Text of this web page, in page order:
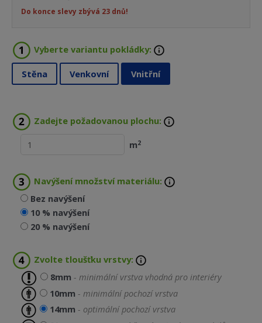
Do konce slevy zbývá 23 dnů!
Vyberte variantu pokládky:
Stěna Venkovní Vnitřní
Zadejte požadovanou plochu:
m2
Navýšení množství materiálu:
Bez navýšení
10 % navýšení
20 % navýšení
Zvolte tloušťku vrstvy:
8mm - minimální vrstva vhodná pro interiéry
10mm - minimální pochozí vrstva
14mm - optimální pochozí vrstva